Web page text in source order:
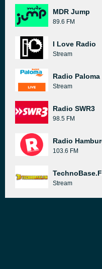
MDR Jump
89.6 FM
I Love Radio
Stream
Radio Paloma
Stream
Radio SWR3
98.5 FM
Radio
103.6 FM
Stream